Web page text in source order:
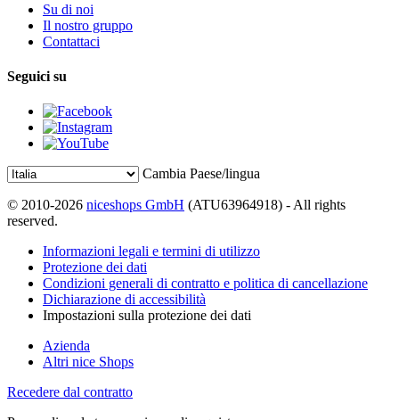
Su di noi
Il nostro gruppo
Contattaci
Seguici su
Cambia Paese/lingua
© 2010-2026 niceshops GmbH (ATU63964918) - All rights
reserved.
Informazioni legali e termini di utilizzo
Protezione dei dati
Condizioni generali di contratto e politica di cancellazione
Dichiarazione di accessibilità
Impostazioni sulla protezione dei dati
Azienda
Altri nice Shops
Recedere dal contratto